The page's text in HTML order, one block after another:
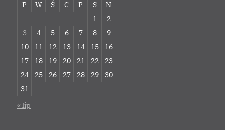
P
W Ś C P S
N
1
2
3
4 5 6 7 8
9
10
11 12 13 14 15
16
17
18 19 20 21 22
23
24
25 26 27 28 29
30
31
« lip